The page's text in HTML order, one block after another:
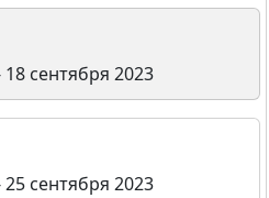
сентября 2023
сентября 2023